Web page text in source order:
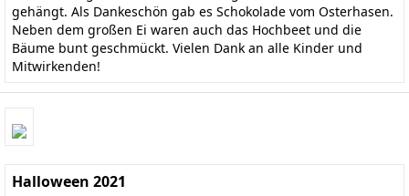
gehängt. Als Dankeschön gab es Schokolade vom Osterhasen.
Neben dem großen Ei waren auch das Hochbeet und die
Bäume bunt geschmückt. Vielen Dank an alle Kinder und
Mitwirkenden!
Halloween 2021